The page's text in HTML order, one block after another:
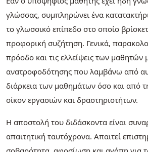
γλώσσας, συμπληρώνει ένα
το γλωσσικό επίπεδο στο οποίο
προφορική συζήτηση. Γενικά,
πρόοδο και τις ελλείψεις των μαθητών
ανατροφοδότησης που λαμβάνω από
διάρκεια των μαθημάτων όσο και από
οίκον εργασιών και δραστηριοτήτων.
Η αποστολή του διδάσκοντα είναι
απαιτητική ταυτόχρονα. Απαιτεί